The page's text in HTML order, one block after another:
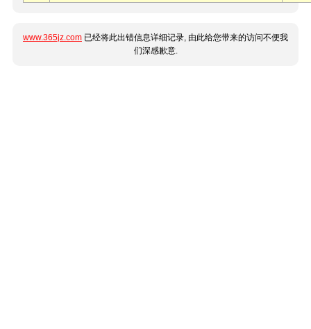
www.365jz.com 已经将此出错信息详细记录, 由此给您带来的访问不便我
们深感歉意.